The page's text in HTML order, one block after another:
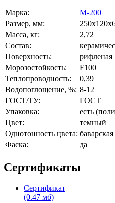
Марка:
М-200
Размер, мм:
Масса, кг:
2,72
Состав:
Поверхность:
рифленая
Морозостойкость:
F100
Теплопроводность:
0,39
Водопоглощение, %: 8-12
ГОСТ/ТУ:
ГОСТ
Упаковка:
есть
Цвет:
темный
Однотонность цвета:
Фаска:
да
Сертификаты
Сертификат
(0.47 мб)